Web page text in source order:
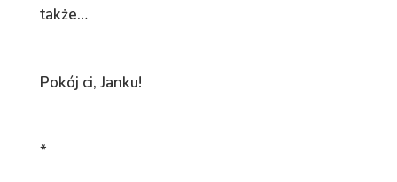
także…
Pokój ci, Janku!
*